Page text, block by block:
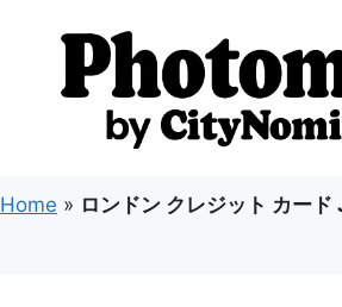
ス
キ
Home » ロンドン クレジット カード